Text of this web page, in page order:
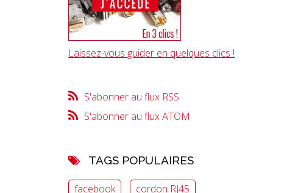
Laissez-vous guider en quelques clics !
S'abonner au flux RSS
S'abonner au flux ATOM
TAGS POPULAIRES
facebook
cordon RJ45